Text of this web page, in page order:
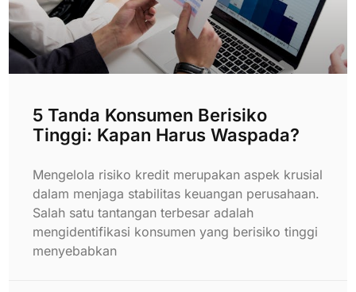
5 Tanda Konsumen Berisiko
Tinggi: Kapan Harus Waspada?
Mengelola risiko kredit merupakan aspek krusial
dalam menjaga stabilitas keuangan perusahaan.
Salah satu tantangan terbesar adalah
mengidentifikasi konsumen yang berisiko tinggi
menyebabkan